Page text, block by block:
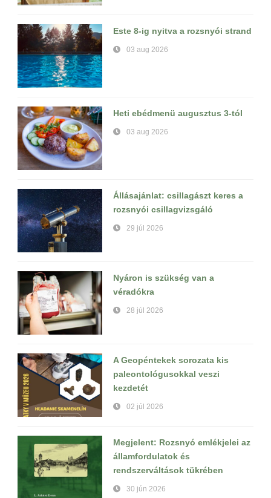
Este 8-ig nyitva a rozsnyói strand
03 aug 2026
Heti ebédmenü augusztus 3-tól
03 aug 2026
Állásajánlat: csillagászt keres a
rozsnyói csillagvizsgáló
29 júl 2026
Nyáron is szükség van a
véradókra
28 júl 2026
A Geopéntekek sorozata kis
paleontológusokkal veszi
kezdetét
02 júl 2026
Megjelent: Rozsnyó emlékjelei az
államfordulatok és
rendszerváltások tükrében
30 jún 2026